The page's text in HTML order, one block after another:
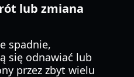
lub zmiana
spadnie,
się odnawiać lub
przez zbyt wielu